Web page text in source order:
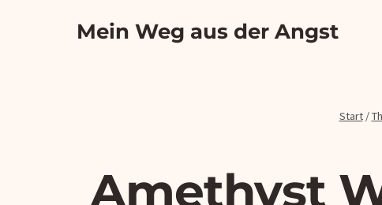
Mein Weg aus der Angst
Start /
Amethyst